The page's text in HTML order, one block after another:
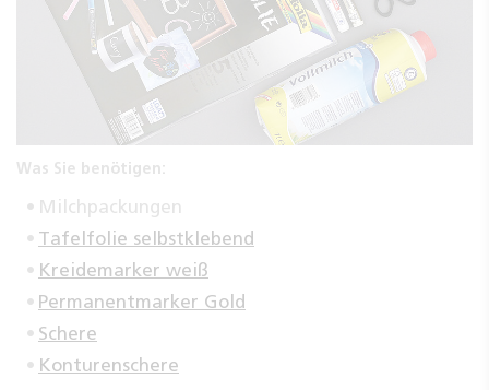
Was Sie benötigen:
Milchpackungen
Tafelfolie selbstklebend
Kreidemarker weiß
Permanentmarker Gold
Schere
Konturenschere